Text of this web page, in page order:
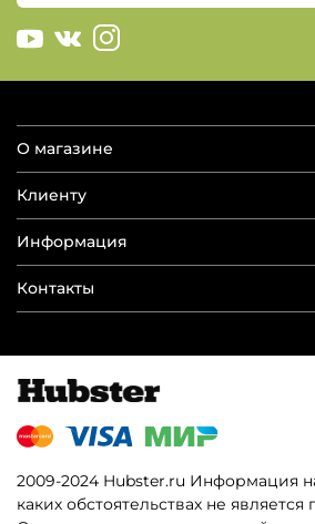
О магазине
Клиенту
Информация
Контакты
2009-2024 Hubster.ru Информация
каких обстоятельствах не